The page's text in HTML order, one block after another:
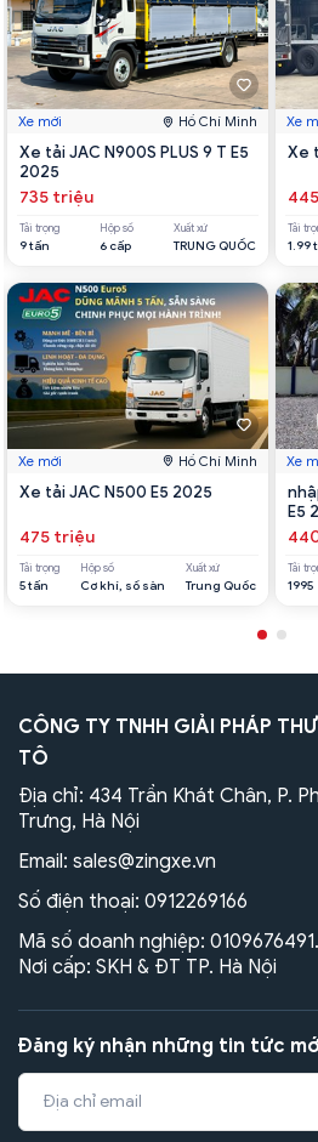
Xe mới Hồ Chí Minh
Xe tải JAC N900S PLUS 9 T E5
2025
735 triệu
Tải trọng
9 tấn
Hộp số
6 cấp
Xuất xứ
TRUNG QUỐC
Xe mới Hồ Chí Minh
Xe tải JAC N500 E5 2025
475 triệu
Tải trọng
5 tấn
Hộp số
Cơ khí, số sàn
Xuất xứ
Trung Quốc
Xe
Xe
Tải
1.99
Xe
E5
Tải
1995
CÔNG TY TNHH GIẢI PHÁP
TÔ
Địa chỉ: 434 Trần Khát Chân, P.
Trưng, Hà Nội
Email: sales@zingxe.vn
Số điện thoại: 0912269166
Mã số doanh nghiệp:
Nơi cấp: SKH & ĐT TP. Hà Nội
Đăng ký nhận những tin tức